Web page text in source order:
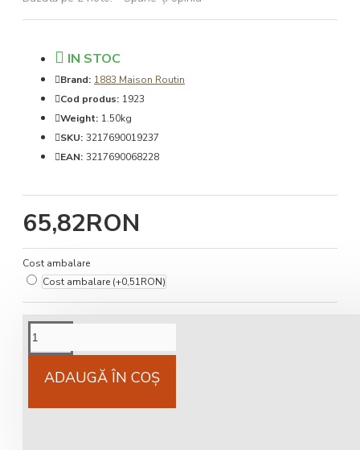
65,82RON
IN STOC
Brand: 1883 Maison Routin
Cod produs: 1923
Weight: 1.50kg
SKU: 3217690019237
EAN: 3217690068228
Cost ambalare
Cost ambalare (+0,51RON)
ADAUGĂ ÎN COŞ
Cost livrareNational 25Lei locker 25 lei